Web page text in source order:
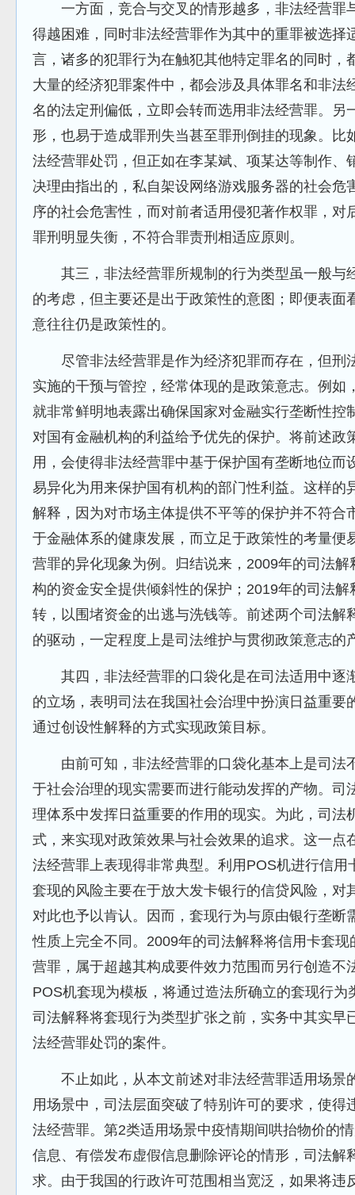
一方面，竞合与交叉的情形越多，非法经营罪
得越困难，同时非法经营罪作为其中的重罪被选择
言，诸多的犯罪行为在触犯其他特定罪名的同时，
大量的经济犯罪案件中，都会涉及具体罪名和非法
名的法定刑偏低，立即会转而选用非法经营罪。另
形，也易于造成罪刑失当甚至罪刑倒挂的现象。比
法经营罪处罚，但正如在李某斌、项某达等制作、
决理由指出的，私自架设网络游戏服务器的社会危
序的社会危害性，而对前者适用侵犯著作权罪，对
罪刑明显失衡，不符合罪责刑相适应原则。
其三，非法经营罪所规制的行为类型虽一般与
的考虑，但主要还是出于政策性的意图；即便表面
意往往仍是政策性的。
尽管非法经营罪是作为经济犯罪而存在，但刑
实施的干预与管控，经常体现的是政策意志。例如
就非常鲜明地表露出确保国家对金融实行垄断性控
对国有金融机构的利益给予优先的保护。将前述政
用，会使得非法经营罪中基于保护国有垄断地位而
易异化为用来保护国有机构的部门性利益。这样的
解释，因为对市场主体提供不平等的保护并不符合
于金融体系的健康发展，而立足于政策性的考量便
营罪的异化现象为例。归结说来，2009年的司法
构的资金安全提供倾斜性的保护；2019年的司法
转，以围堵资金的出逃与洗钱等。前述两个司法解
的驱动，一定程度上是司法维护与贯彻政策意志的
其四，非法经营罪的口袋化是在司法适用中逐
的立场，表明司法在我国社会治理中扮演日益重要
通过创设性解释的方式实现政策目标。
由前可知，非法经营罪的口袋化基本上是司法
于社会治理的现实需要而进行能动发挥的产物。司
理体系中发挥日益重要的作用的现实。为此，司法
式，来实现对政策效果与社会效果的追求。这一点
法经营罪上表现得非常典型。利用POS机进行信
套现的风险主要在于放大发卡银行的信贷风险，对
对此也予以肯认。因而，套现行为与原由银行垄断
性质上完全不同。2009年的司法解释将信用卡套
营罪，属于超越其构成要件效力范围而另行创造不
POS机套现为模板，将通过造法所确立的套现行
司法解释将套现行为类型扩张之前，实务中其实早
法经营罪处罚的案件。
不止如此，从本文前述对非法经营罪适用场景
用场景中，司法层面突破了特别许可的要求，使得
法经营罪。第2类适用场景中疫情期间哄抬物价的
信息、有偿发布虚假信息删除评论的情形，司法解
求。由于我国的行政许可范围相当宽泛，如果将违